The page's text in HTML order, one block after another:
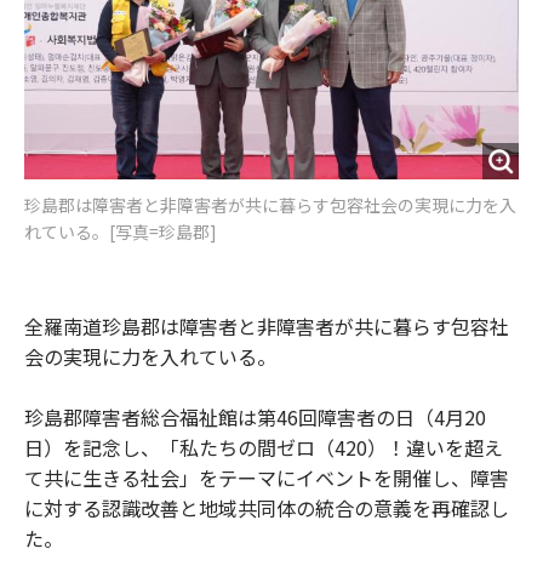
珍島郡は障害者と非障害者が共に暮らす包容社会の実現に力を入
れている。[写真=珍島郡]
全羅南道珍島郡は障害者と非障害者が共に暮らす包容社
会の実現に力を入れている。
珍島郡障害者総合福祉館は第46回障害者の日（4月20
日）を記念し、「私たちの間ゼロ（420）！違いを超え
て共に生きる社会」をテーマにイベントを開催し、障害
に対する認識改善と地域共同体の統合の意義を再確認し
た。